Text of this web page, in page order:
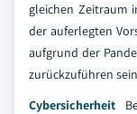
gleichen Zeitraum
der auferlegten
aufgrund der
zurückzuführen
Cybersicherheit